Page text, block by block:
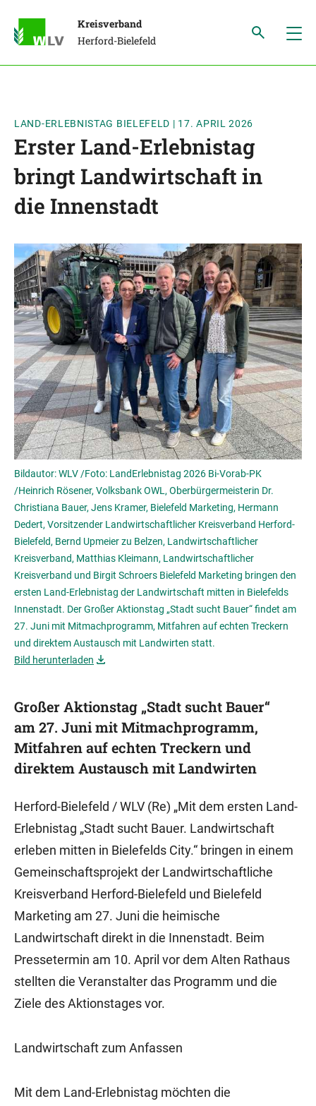
Kreisverband
Herford-Bielefeld
LAND-ERLEBNISTAG BIELEFELD | 17. APRIL 2026
Erster Land-Erlebnistag
bringt Landwirtschaft in
die Innenstadt
Bildautor: WLV /Foto: LandErlebnistag 2026 Bi-Vorab-PK
/Heinrich Rösener, Volksbank OWL, Oberbürgermeisterin Dr.
Christiana Bauer, Jens Kramer, Bielefeld Marketing, Hermann
Dedert, Vorsitzender Landwirtschaftlicher Kreisverband Herford-
Bielefeld, Bernd Upmeier zu Belzen, Landwirtschaftlicher
Kreisverband, Matthias Kleimann, Landwirtschaftlicher
Kreisverband und Birgit Schroers Bielefeld Marketing bringen den
ersten Land-Erlebnistag der Landwirtschaft mitten in Bielefelds
Innenstadt. Der Großer Aktionstag „Stadt sucht Bauer“ findet am
27. Juni mit Mitmachprogramm, Mitfahren auf echten Treckern
und direktem Austausch mit Landwirten statt.
Bild herunterladen
Großer Aktionstag „Stadt sucht Bauer“
am 27. Juni mit Mitmachprogramm,
Mitfahren auf echten Treckern und
direktem Austausch mit Landwirten
Herford-Bielefeld / WLV (Re) „Mit dem ersten Land-
Erlebnistag „Stadt sucht Bauer. Landwirtschaft
erleben mitten in Bielefelds City.“ bringen in einem
Gemeinschaftsprojekt der Landwirtschaftliche
Kreisverband Herford-Bielefeld und Bielefeld
Marketing am 27. Juni die heimische
Landwirtschaft direkt in die Innenstadt. Beim
Pressetermin am 10. April vor dem Alten Rathaus
stellten die Veranstalter das Programm und die
Ziele des Aktionstages vor.
Landwirtschaft zum Anfassen
Mit dem Land-Erlebnistag möchten die